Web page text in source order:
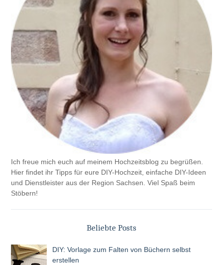
Ich freue mich euch auf meinem Hochzeitsblog zu begrüßen.
Hier findet ihr Tipps für eure DIY-Hochzeit, einfache DIY-Ideen
und Dienstleister aus der Region Sachsen. Viel Spaß beim
Stöbern!
Beliebte Posts
DIY: Vorlage zum Falten von Büchern selbst
erstellen